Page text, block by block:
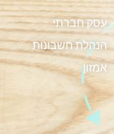
עסק חברתי
הנהלת חשבונות
אמזון